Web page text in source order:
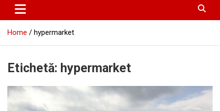
Home hypermarket
Etichetă: hypermarket